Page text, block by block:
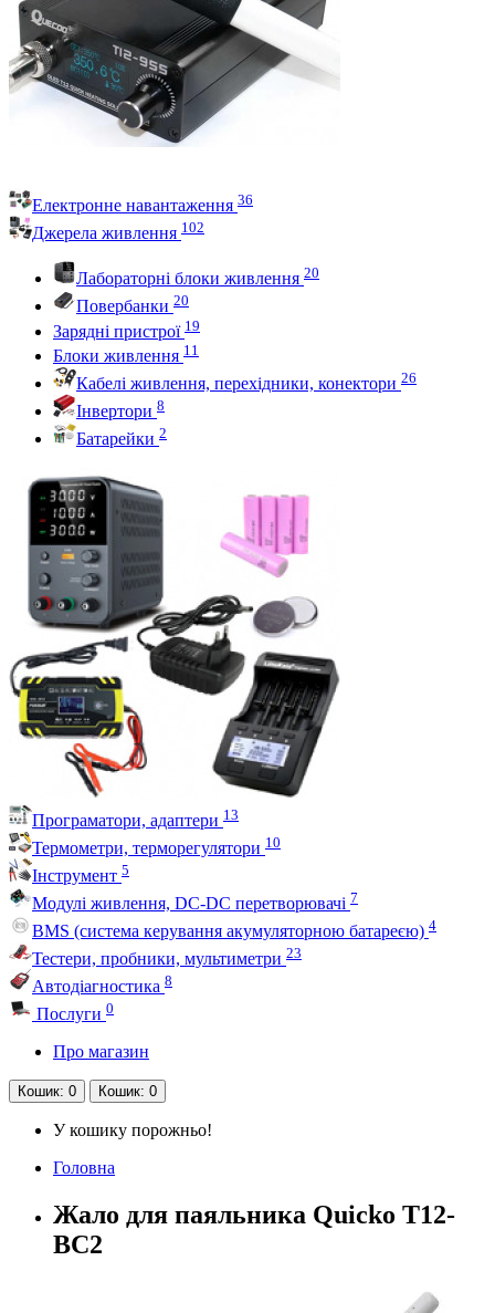
Електронне навантаження 36
Джерела живлення 102
Лабораторні блоки живлення 20
Повербанки 20
Зарядні пристрої 19
Блоки живлення 11
Кабелі живлення, перехідники, конектори 26
Інвертори 8
Батарейки 2
Програматори, адаптери 13
Термометри, терморегулятори 10
Інструмент 5
Модулі живлення, DC-DC перетворювачі 7
BMS (система керування акумуляторною батареєю) 4
Тестери, пробники, мультиметри 23
Автодіагностика 8
Послуги 0
Про магазин
Кошик: 0 Кошик: 0
У кошику порожньо!
Головна
Жало для паяльника Quicko T12-
BC2